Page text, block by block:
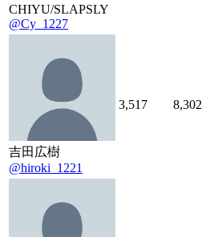
CHIYU/SLAPSLY
@Cy_1227
吉田広樹
@hiroki_1221
3,517 8,302